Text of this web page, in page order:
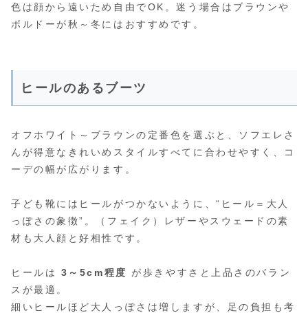
色は顔から遠いため自由でOK。迷う場合はブラウンや
ボルドーが秋～冬にはおすすめです。
ヒールのあるブーツ
オフホワイト～ブラウンの定番色を選ぶと、ソフエレさ
んが得意なきれいめスタイルすべてに合わせやすく、コ
ーデの幅が広がります。
子ども靴にはヒールがつかないように、“ヒール＝大人
っぽさの象徴”。（フェイク）レザーやスウェードの素
材も大人顔と好相性です。
ヒールは 3～5cm程度
が歩きやすさと上品さのバラン
スが最適。
細いヒールほど大人っぽさは増しますが、足の負担も考